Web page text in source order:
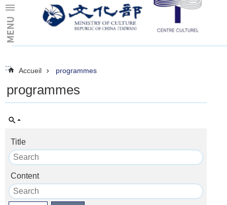
Skip to main content
:::
::: Accueil programmes
programmes
Title
Content